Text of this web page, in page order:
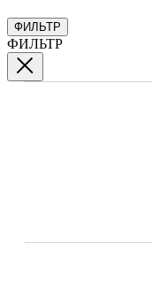
ФИЛЬТР
ФИЛЬТР